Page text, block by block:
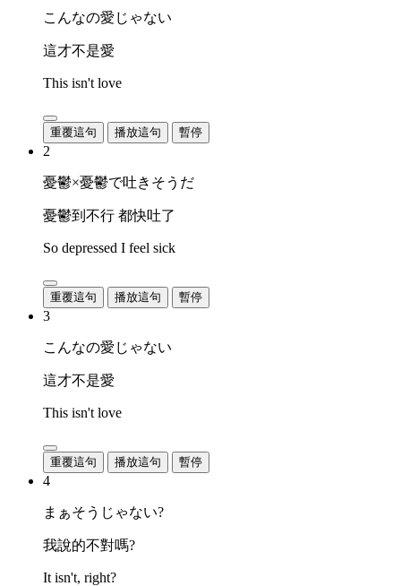
こんなの愛じゃない
這才不是愛
This isn't love
重覆這句 播放這句 暫停
2
憂鬱×憂鬱で吐きそうだ
憂鬱到不行 都快吐了
So depressed I feel sick
重覆這句 播放這句 暫停
3
こんなの愛じゃない
這才不是愛
This isn't love
重覆這句 播放這句 暫停
4
まぁそうじゃない?
我說的不對嗎?
It isn't, right?